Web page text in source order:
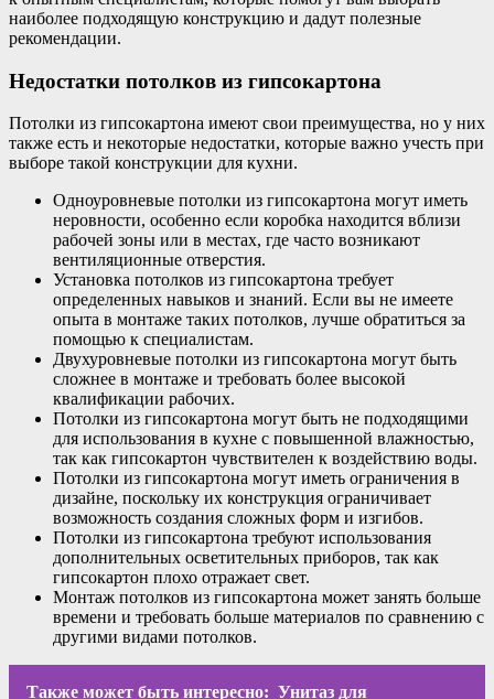
наиболее подходящую конструкцию и дадут полезные
рекомендации.
Недостатки потолков из гипсокартона
Потолки из гипсокартона имеют свои преимущества, но у них
также есть и некоторые недостатки, которые важно учесть при
выборе такой конструкции для кухни.
Одноуровневые потолки из гипсокартона могут иметь
неровности, особенно если коробка находится вблизи
рабочей зоны или в местах, где часто возникают
вентиляционные отверстия.
Установка потолков из гипсокартона требует
определенных навыков и знаний. Если вы не имеете
опыта в монтаже таких потолков, лучше обратиться за
помощью к специалистам.
Двухуровневые потолки из гипсокартона могут быть
сложнее в монтаже и требовать более высокой
квалификации рабочих.
Потолки из гипсокартона могут быть не подходящими
для использования в кухне с повышенной влажностью,
так как гипсокартон чувствителен к воздействию воды.
Потолки из гипсокартона могут иметь ограничения в
дизайне, поскольку их конструкция ограничивает
возможность создания сложных форм и изгибов.
Потолки из гипсокартона требуют использования
дополнительных осветительных приборов, так как
гипсокартон плохо отражает свет.
Монтаж потолков из гипсокартона может занять больше
времени и требовать больше материалов по сравнению с
другими видами потолков.
Также может быть интересно: Унитаз для